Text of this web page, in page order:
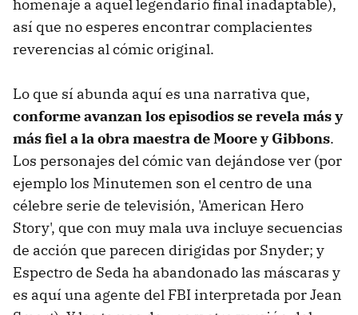
homenaje a aquel legendario final inadaptable),
así que no esperes encontrar complacientes
reverencias al cómic original.
Lo que sí abunda aquí es una narrativa que,
conforme avanzan los episodios se revela más y
más fiel a la obra maestra de Moore y Gibbons.
Los personajes del cómic van dejándose ver (por
ejemplo los Minutemen son el centro de una
célebre serie de televisión, 'American Hero
Story', que con muy mala uva incluye secuencias
de acción que parecen dirigidas por Snyder; y
Espectro de Seda ha abandonado las máscaras y
es aquí una agente del FBI interpretada por Jean